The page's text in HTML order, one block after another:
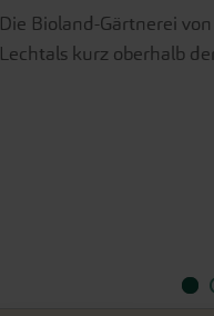
Die Bioland-Gärtnerei
Lechtals kurz oberhalb
Biologisch-dynamischer
Bologna, Italien. In den
Unser Partnerbetrieb
züchtet und vermehrt